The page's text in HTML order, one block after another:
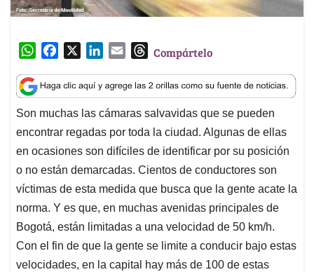
W
a
t
s
A
p
p
c
e
b
o
o
k
n
k
e
d
n
a
i
l
T
r
e
a
d
s
Compártelo
Son muchas las cámaras salvavidas que se pueden
encontrar regadas por toda la ciudad. Algunas de ellas
en ocasiones son difíciles de identificar por su posición
o no están demarcadas. Cientos de conductores son
víctimas de esta medida que busca que la gente acate la
norma. Y es que, en muchas avenidas principales de
Bogotá, están limitadas a una velocidad de 50 km/h.
Con el fin de que la gente se limite a conducir bajo estas
velocidades, en la capital hay más de 100 de estas